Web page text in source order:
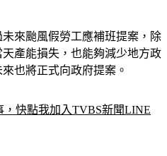
來颱風假勞工應補班提案，除
產能損失，也能夠減少地方政
也將正式向政府提案。
快點我加入TVBS新聞LINE